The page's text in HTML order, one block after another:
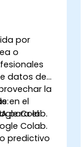
por
o
datos de
la
en el
Colab.
para el
Colab.
predictivo